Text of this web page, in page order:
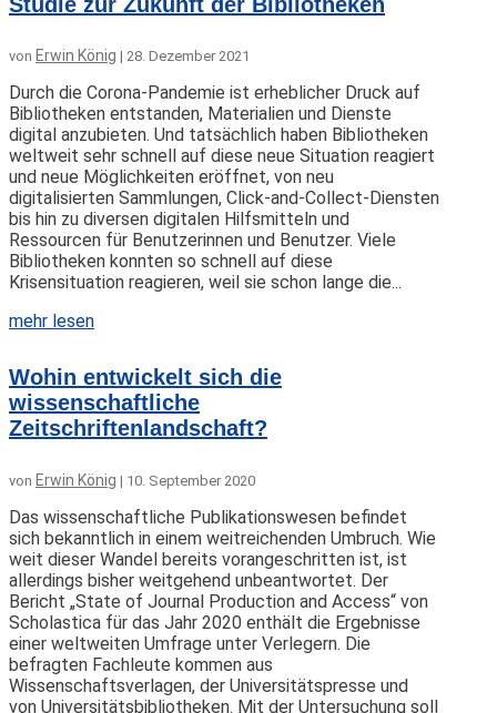
von Erwin König | 28. Dezember 2021
Durch die Corona-Pandemie ist erheblicher Druck auf
Bibliotheken entstanden, Materialien und Dienste
digital anzubieten. Und tatsächlich haben Bibliotheken
weltweit sehr schnell auf diese neue Situation reagiert
und neue Möglichkeiten eröffnet, von neu
digitalisierten Sammlungen, Click-and-Collect-Diensten
bis hin zu diversen digitalen Hilfsmitteln und
Ressourcen für Benutzerinnen und Benutzer. Viele
Bibliotheken konnten so schnell auf diese
Krisensituation reagieren, weil sie schon lange die...
mehr lesen
Wohin entwickelt sich die
wissenschaftliche
Zeitschriftenlandschaft?
von Erwin König | 10. September 2020
Das wissenschaftliche Publikationswesen befindet
sich bekanntlich in einem weitreichenden Umbruch. Wie
weit dieser Wandel bereits vorangeschritten ist, ist
allerdings bisher weitgehend unbeantwortet. Der
Bericht „State of Journal Production and Access“ von
Scholastica für das Jahr 2020 enthält die Ergebnisse
einer weltweiten Umfrage unter Verlegern. Die
befragten Fachleute kommen aus
Wissenschaftsverlagen, der Universitätspresse und
von Universitätsbibliotheken. Mit der Untersuchung soll